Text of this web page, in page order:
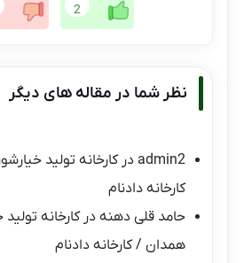
2
نظر شما در مقاله های دیگر
admin2 درکارخانه تولید
کارخانه دادنام
حامد قلی دهنه درکارخانه تولید
همدان / کارخانه دادنام